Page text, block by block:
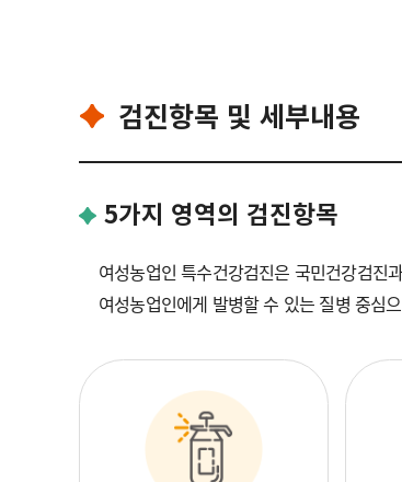
검진항목 및 세부내용
5가지 영역의 검진항목
여성농업인 특수건강검진은 국민건강검진
여성농업인에게 발병할 수 있는 질병 중심